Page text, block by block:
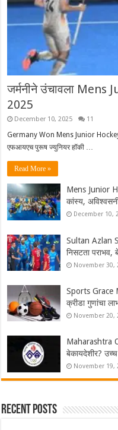
जर्मनीने उंचावला
2025
December 10, 2025 11
Germany Won Mens Junior
एफआयएच पुरूष ज्युनियर हॉकी …
Read More »
Mens Junior
कांस्य,
December 10,
Sultan Azlan
निसटता पराभव,
November 30,
Sports Grace
क्रीडा गुणांचा
November 20,
Maharashtra
बेकायदेशीर?
November 19,
Recent Posts